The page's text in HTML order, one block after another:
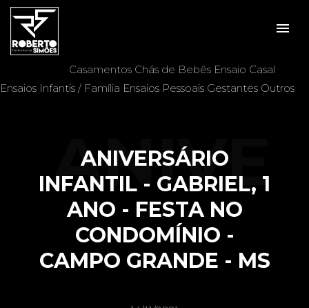
menu
Casamentos Chás de Bebês Ensaio Casal
Ensaios Infantis / Família Ensaios Pessoais Gestantes Outros
ANIVERSÁRIO
INFANTIL - GABRIEL, 1
ANO - FESTA NO
CONDOMÍNIO -
CAMPO GRANDE - MS
ANIVE
RSÁRI